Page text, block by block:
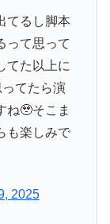
てるし脚本
って思って
てた以上に
てたら演
ね🥹そこま
も楽しみで
2025